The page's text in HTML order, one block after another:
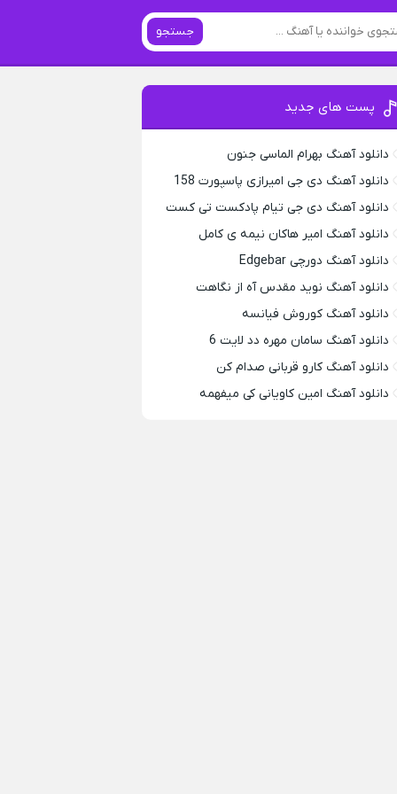
جستجو
پست های جدید
دانلود آهنگ بهرام الماسی جنون
دانلود آهنگ دی جی امیرازی پاسپورت 158
دانلود آهنگ دی جی تیام پادکست تی کست
دانلود آهنگ امیر هاکان نیمه ی کامل
دانلود آهنگ دورچی Edgebar
دانلود آهنگ نوید مقدس آه از نگاهت
دانلود آهنگ کوروش فیانسه
دانلود آهنگ سامان مهره دد لایت 6
دانلود آهنگ کارو قربانی صدام کن
دانلود آهنگ امین کاویانی کی میفهمه